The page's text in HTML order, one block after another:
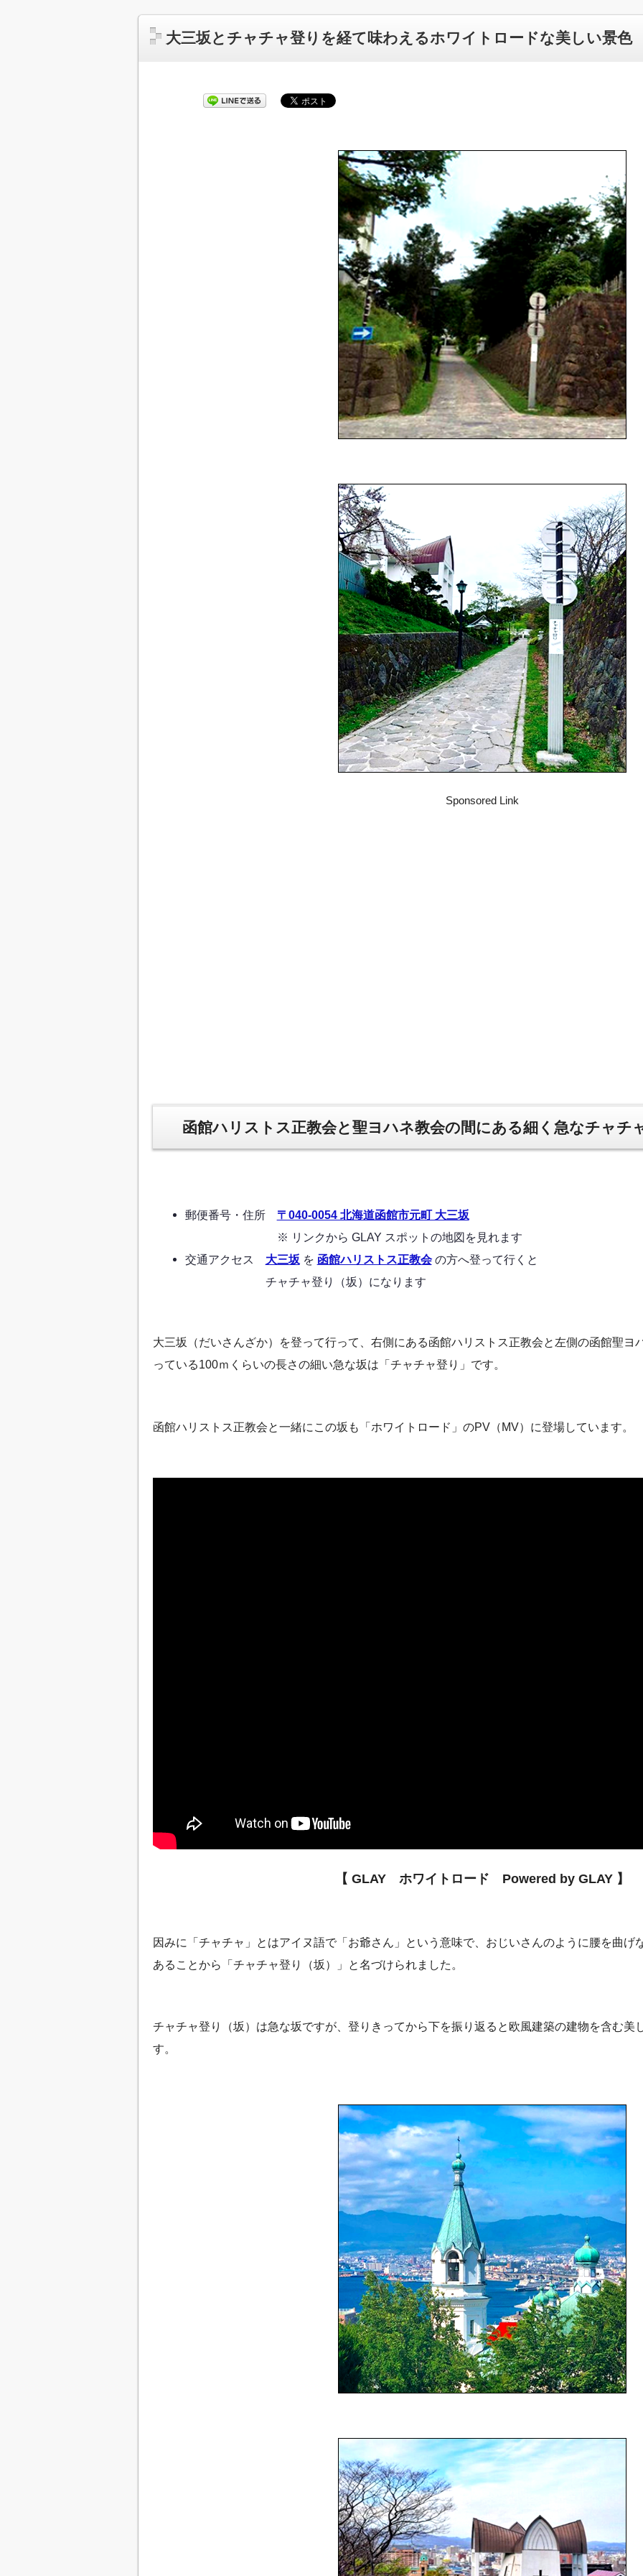
大三坂とチャチャ登りを経て味わえるホワイトロードな美しい景色
Sponsored Link
函館ハリストス正教会と聖ヨハネ教会の間にある細く急なチャチ
郵便番号・住所 〒040-0054 北海道函館市元町 大三坂
※ リンクから GLAY スポットの地図を見れます
交通アクセス 大三坂 を 函館ハリストス正教会の方へ登って行くと
チャチャ登り（坂）になります
大三坂（だいさんざか）を登って行って、右側にある函館ハリストス正教会と左側の函館聖ヨ
っている100ｍくらいの長さの細い急な坂は「チャチャ登り」です。
函館ハリストス正教会と一緒にこの坂も「ホワイトロード」のPV（MV）に登場しています。
【 GLAY ホワイトロード Powered by GLAY 】
因みに「チャチャ」とはアイヌ語で「お爺さん」という意味で、おじいさんのように腰を曲げ
あることから「チャチャ登り（坂）」と名づけられました。
チャチャ登り（坂）は急な坂ですが、登りきってから下を振り返ると欧風建築の建物を含む美
す。